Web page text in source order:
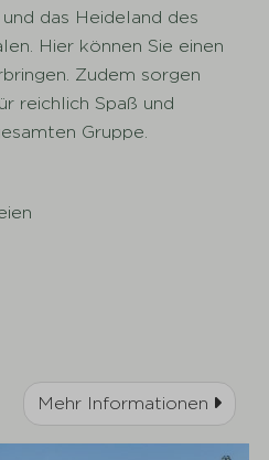
das Heideland des
Hier können Sie einen
Zudem sorgen
reichlich Spaß und
Gruppe.
Mehr Informationen